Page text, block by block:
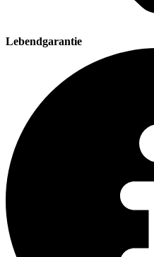
Lebendgarantie